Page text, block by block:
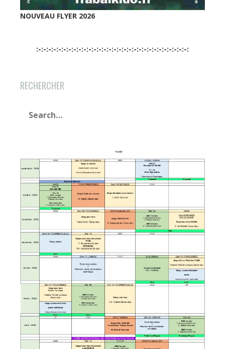
NOUVEAU FLYER 2026
:-:-:-:-:-:-:-:-:-:-:-:-:-:-:-:-:-:-:-:-:-:-:-:-:-:-:-:-:-:-:
RECHERCHER